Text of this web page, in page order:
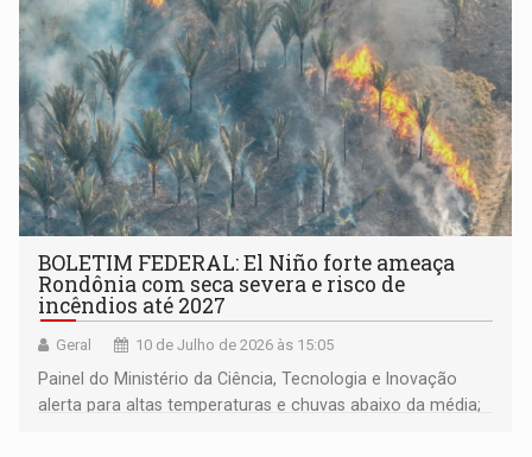
BOLETIM FEDERAL: El Niño forte ameaça
Rondônia com seca severa e risco de
incêndios até 2027
Geral 10 de Julho de 2026 às 15:05
Painel do Ministério da Ciência, Tecnologia e Inovação
alerta para altas temperaturas e chuvas abaixo da média;